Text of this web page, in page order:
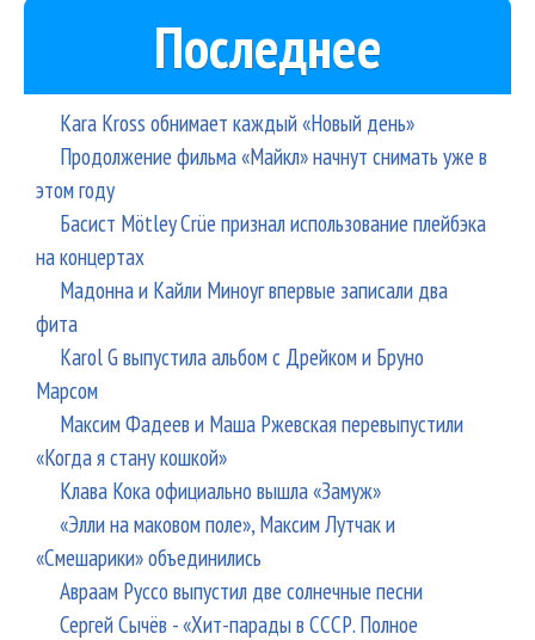
Последнее
Kara Kross обнимает каждый «Новый день»
Продолжение фильма «Майкл» начнут снимать уже в
этом году
Басист Mötley Crüe признал использование плейбэка
на концертах
Мадонна и Кайли Миноуг впервые записали два
фита
Karol G выпустила альбом с Дрейком и Бруно
Марсом
Максим Фадеев и Маша Ржевская перевыпустили
«Когда я стану кошкой»
Клава Кока официально вышла «Замуж»
«Элли на маковом поле», Максим Лутчак и
«Смешарики» объединились
Авраам Руссо выпустил две солнечные песни
Сергей Сычёв - «Хит-парады в СССР. Полное